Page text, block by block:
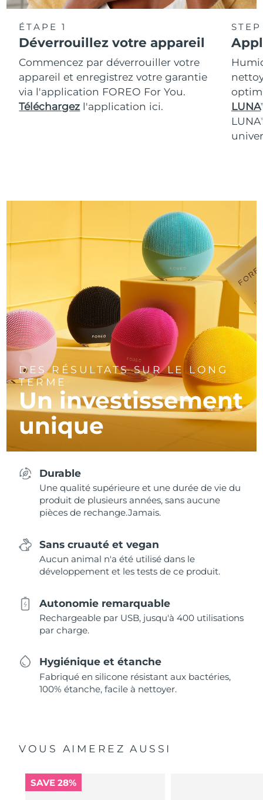
ÉTAPE 1
Déverrouillez votre appareil
Commencez par déverrouiller votre
appareil et enregistrez votre garantie
via l'application FOREO For You.
Téléchargez l'application ici.
LUNA
LUNA
DES RÉSULTATS SUR LE LONG
TERME
Un investissement
unique
Durable
Une qualité supérieure et une durée de vie du
produit de plusieurs années, sans aucune
pièces de rechange.Jamais.
Sans cruauté et vegan
Aucun animal n'a été utilisé dans le
développement et les tests de ce produit.
Autonomie remarquable
Rechargeable par USB, jusqu'à 400 utilisations
par charge.
Hygiénique et étanche
Fabriqué en silicone résistant aux bactéries,
100% étanche, facile à nettoyer.
VOUS AIMEREZ AUSSI
SAVE 28%